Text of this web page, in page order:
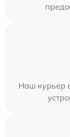
Наш курьер